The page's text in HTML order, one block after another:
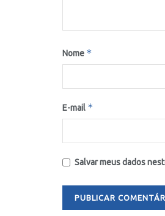
Nome *
E-mail *
Salvar meus dados